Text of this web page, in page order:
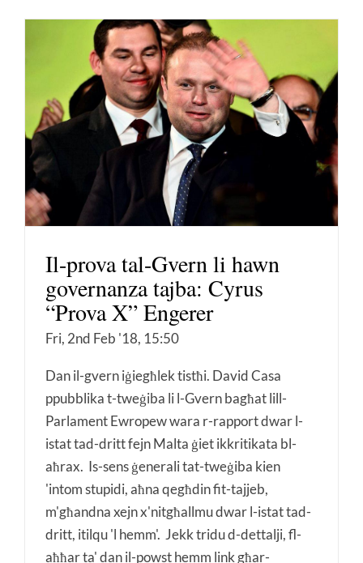
Il-prova tal-Gvern li hawn
governanza tajba: Cyrus
“Prova X” Engerer
Fri, 2nd Feb '18, 15:50
Dan il-gvern iġiegħlek tistħi. David Casa
ppubblika t-tweġiba li l-Gvern bagħat lill-
Parlament Ewropew wara r-rapport dwar l-
istat tad-dritt fejn Malta ġiet ikkritikata bl-
aħrax. Is-sens ġenerali tat-tweġiba kien
'intom stupidi, aħna qegħdin fit-tajjeb,
m'għandna xejn x'nitgħallmu dwar l-istat tad-
dritt, itilqu 'l hemm'. Jekk tridu d-dettalji, fl-
aħħar ta' dan il-powst hemm link għar-